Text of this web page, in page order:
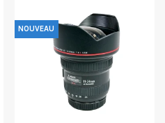
NOUVEAU